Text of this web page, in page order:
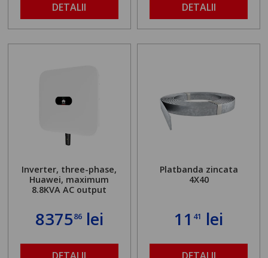
DETALII DETALII
Inverter, three-phase,
Huawei, maximum
8.8KVA AC output
837586lei
DETALII
Platbanda zincata
4X40
11 41 lei
DETALII